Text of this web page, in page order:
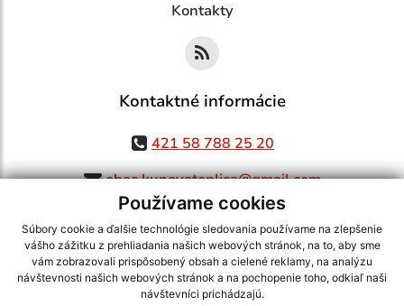
Používame cookies
Súbory cookie a ďalšie technológie sledovania používame na zlepšenie
vášho zážitku z prehliadania našich webových stránok, na to, aby sme
vám zobrazovali prispôsobený obsah a cielené reklamy, na analýzu
návštevnosti našich webových stránok a na pochopenie toho, odkiaľ naši
návštevníci prichádzajú.
Kontakty
Kontaktné informácie
421 58 788 25 20
obec.kunovateplica@gmail.com
využite možnosť získavania aktuálnych informácií s využitím RSS
CMS systém (redakčný) systém ECHELON 2,Mapa stránok,web portál
webex.digital, s.r.o.,domény,registrácia domény